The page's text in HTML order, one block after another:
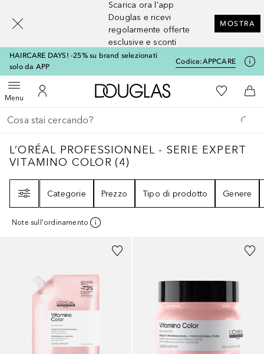
Scarica ora l'app
Douglas e ricevi
regolarmente offerte
esclusive e sconti
MOSTRA
HAIRCARE DAYS! -25% su brand selezionati
solo da APP
Codice:APPCARE
MenuApri menuAl Mio Account
A Douglas HomeAlla Mia
Al
Torna indietro
Esegui ricerca
L’ORÉAL PROFESSIONNEL - SERIE
L’ORÉAL PROFESSIONNEL - SERIE EXPERT
VITAMINO COLOR (4)
Categorie
Prezzo Tipo di prodotto Genere
Note sull'ordinamento
[navigation.slideout.screenreader]